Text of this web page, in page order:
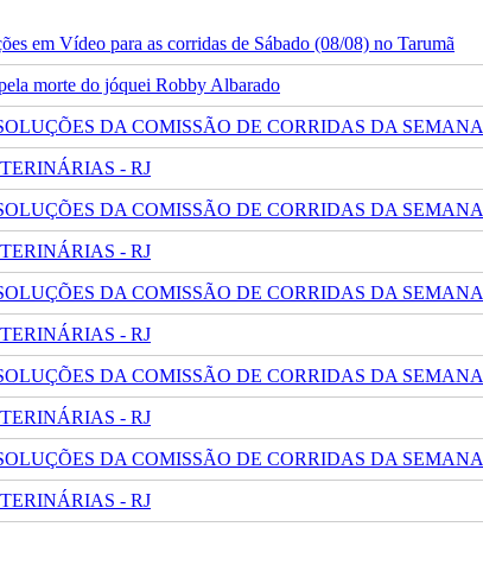
em Vídeo para as corridas de Sábado (08/08) no Tarumã
morte do jóquei Robby Albarado
DA COMISSÃO DE CORRIDAS DA SEMANA
- RJ
DA COMISSÃO DE CORRIDAS DA SEMANA
- RJ
DA COMISSÃO DE CORRIDAS DA SEMANA
- RJ
DA COMISSÃO DE CORRIDAS DA SEMANA
- RJ
DA COMISSÃO DE CORRIDAS DA SEMANA
- RJ